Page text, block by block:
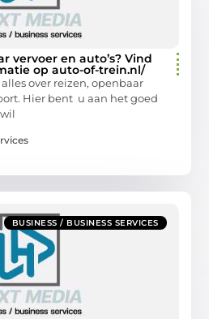
vervoer en auto’s? Vind
op auto-of-trein.nl/
over reizen, openbaar
Hier bent u aan het goed
BUSINESS / BUSINESS SERVICES